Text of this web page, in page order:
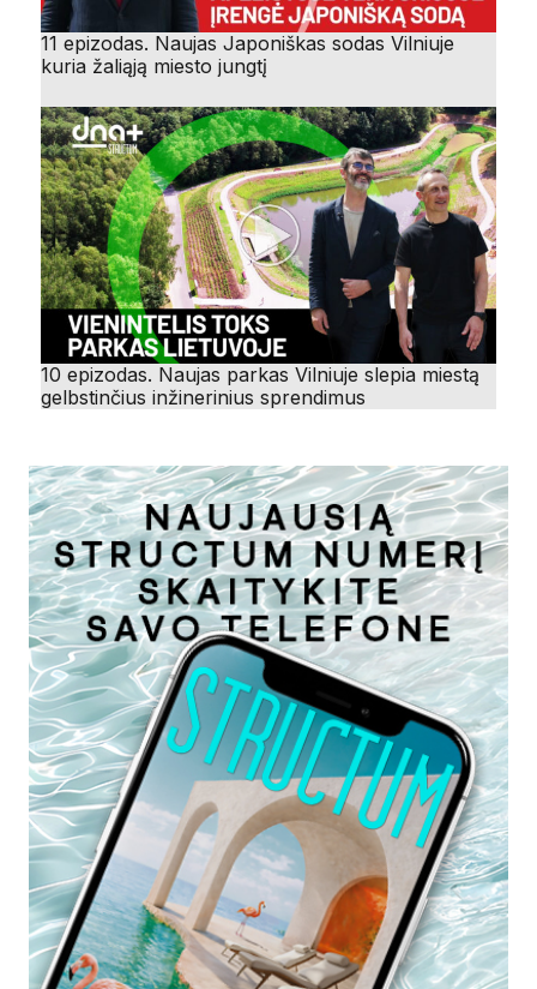
11 epizodas. Naujas Japoniškas sodas Vilniuje
kuria žaliąją miesto jungtį
10 epizodas. Naujas parkas Vilniuje slepia miestą
gelbstinčius inžinerinius sprendimus